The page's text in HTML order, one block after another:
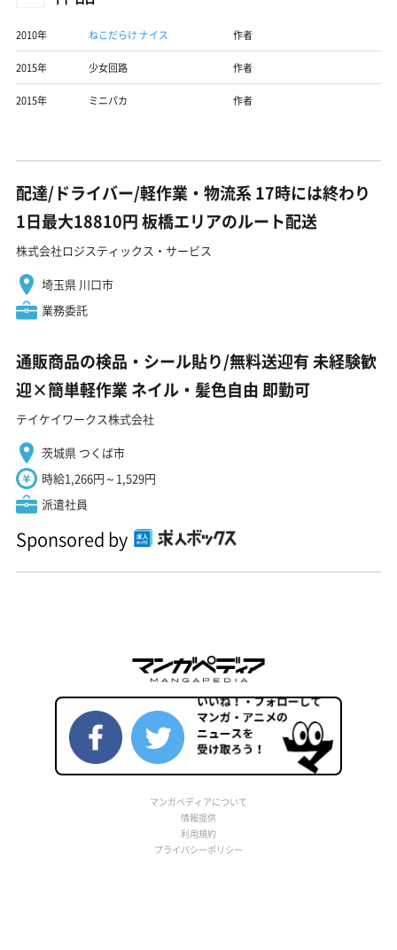
2010年 ねこだらけ ナイス 作者
2015年 少女回路 作者
2015年 ミニパカ 作者
配達/ドライバー/軽作業・物流系 17時には終わり
1日最大18810円 板橋エリアのルート配送
株式会社ロジスティックス・サービス
埼玉県 川口市
業務委託
通販商品の検品・シール貼り/無料送迎有 未経験歓
迎×簡単軽作業 ネイル・髪色自由 即勤可
テイケイワークス株式会社
茨城県 つくば市
時給1,266円～1,529円
派遣社員
Sponsored by
マンガペディアについて
情報提供
利用規約
プライバシーポリシー